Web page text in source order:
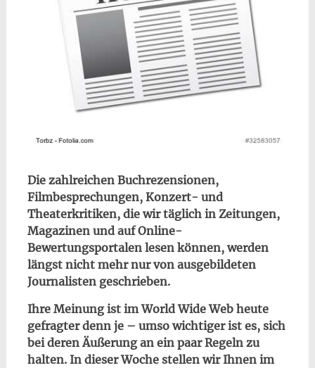
Die zahlreichen Buchrezensionen,
Filmbesprechungen, Konzert- und
Theaterkritiken, die wir täglich in Zeitungen,
Magazinen und auf Online-
Bewertungsportalen lesen können, werden
längst nicht mehr nur von ausgebildeten
Journalisten geschrieben.
Ihre Meinung ist im World Wide Web heute
gefragter denn je – umso wichtiger ist es, sich
bei deren Äußerung an ein paar Regeln zu
halten. In dieser Woche stellen wir Ihnen im